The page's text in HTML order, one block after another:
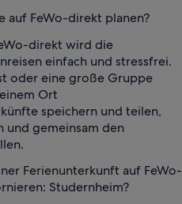
auf FeWo-direkt planen?
direkt wird die
einfach und stressfrei.
oder eine große Gruppe
Ort
speichern und teilen,
und gemeinsam den
Ferienunterkunft auf FeWo-
Studernheim?